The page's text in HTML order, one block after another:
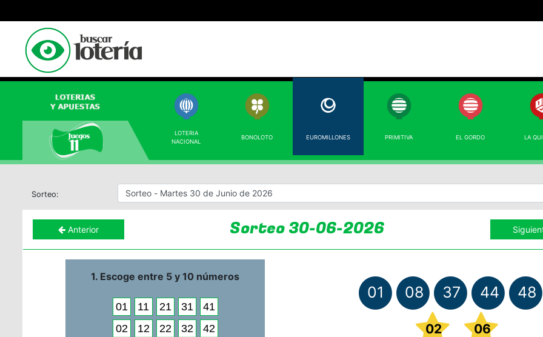
LOTERIA
NACIONAL
BONOLOTO EUROMILLONES PRIMITIVA EL GORDO LA
Sorteo:
Anterior Sorteo 30-06-2026
1. Escoge entre 5 y 10 números
01 11 21 31
41
02
12 22 32
42
01 08 37 44 48
02 06